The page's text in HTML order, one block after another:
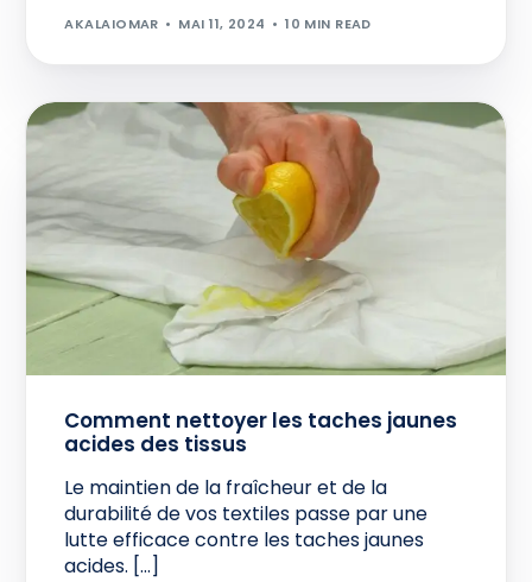
AKALAIOMAR MAI 11, 2024 10 MIN READ
Comment nettoyer les taches jaunes
acides des tissus
Le maintien de la fraîcheur et de la
durabilité de vos textiles passe par une
lutte efficace contre les taches jaunes
acides. […]